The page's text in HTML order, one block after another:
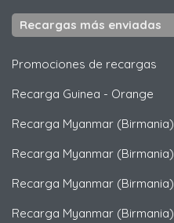
Recargas más enviadas
Promociones de recargas
Recarga Guinea - Orange
Recarga Myanmar (Birmania)
Recarga Myanmar (Birmania)
Recarga Myanmar (Birmania)
Recarga Myanmar (Birmania)